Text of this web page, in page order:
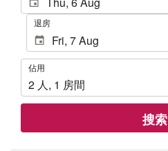
退房
佔
用
佔用
2 人, 1 房間
搜索